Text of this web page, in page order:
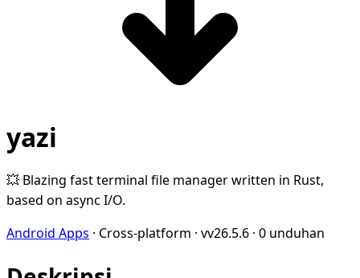
yazi
💥 Blazing fast terminal file manager written in Rust,
based on async I/O.
Android Apps · Cross-platform · vv26.5.6 · 0 unduhan